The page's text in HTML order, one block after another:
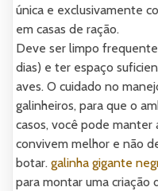
única e exclusivamente
em casas de ração.
Deve ser limpo
dias) e ter espaço
aves. O cuidado no
galinheiros, para que o
casos, você pode manter
convivem melhor e não
botar. galinha gigante
para montar uma criação